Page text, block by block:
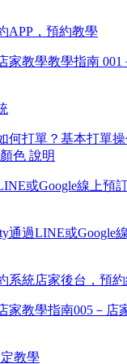
家教學教學指南 001
何打單？基本打單操
色 說明
通過LINE或Google
家教學指南005－店